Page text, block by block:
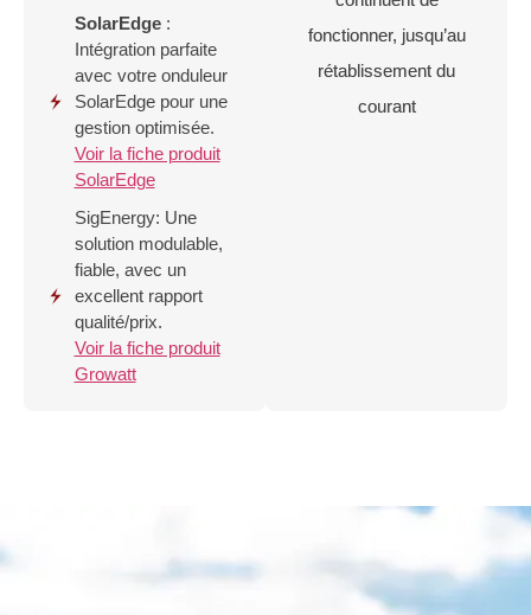
SolarEdge:
Intégration parfaite
avec votre onduleur
SolarEdge pour une
gestion optimisée.
Voir la fiche produit
SolarEdge
SigEnergy: Une
solution modulable,
fiable, avec un
excellent rapport
qualité/prix.
Voir la fiche produit
Growatt
fonctionner, jusqu’au
rétablissement du
courant